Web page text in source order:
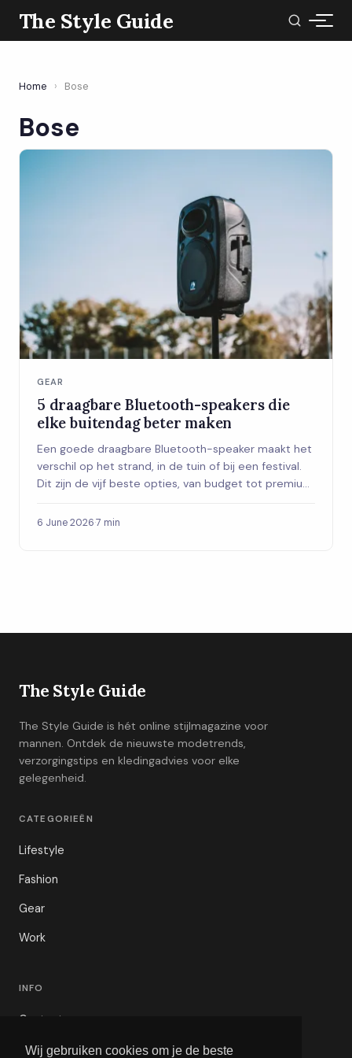
Wij gebruiken cookies om je de beste
The Style Guide
Home › Bose
Bose
GEAR
5 draagbare Bluetooth-speakers die
elke buitendag beter maken
Een goede draagbare Bluetooth-speaker maakt het
verschil op het strand, in de tuin of bij een festival.
Dit zijn de vijf beste opties, van budget tot premium,
batterijduur en geluidskwaliteit.
6 June 2026·7 min
The Style Guide
The Style Guide is hét online stijlmagazine voor
mannen. Ontdek de nieuwste modetrends,
verzorgingstips en kledingadvies voor elke
gelegenheid.
CATEGORIEËN
Lifestyle
Fashion
Gear
Work
INFO
Contact
Privacybeleid